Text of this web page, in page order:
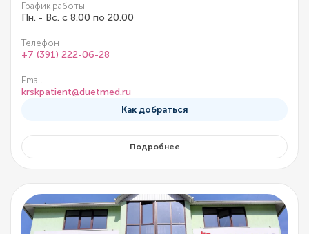
График работы
Пн. - Вс. с 8.00 по 20.00
Телефон
+7 (391) 222-06-28
Email
krskpatient@duetmed.ru
Как добраться
Подробнее